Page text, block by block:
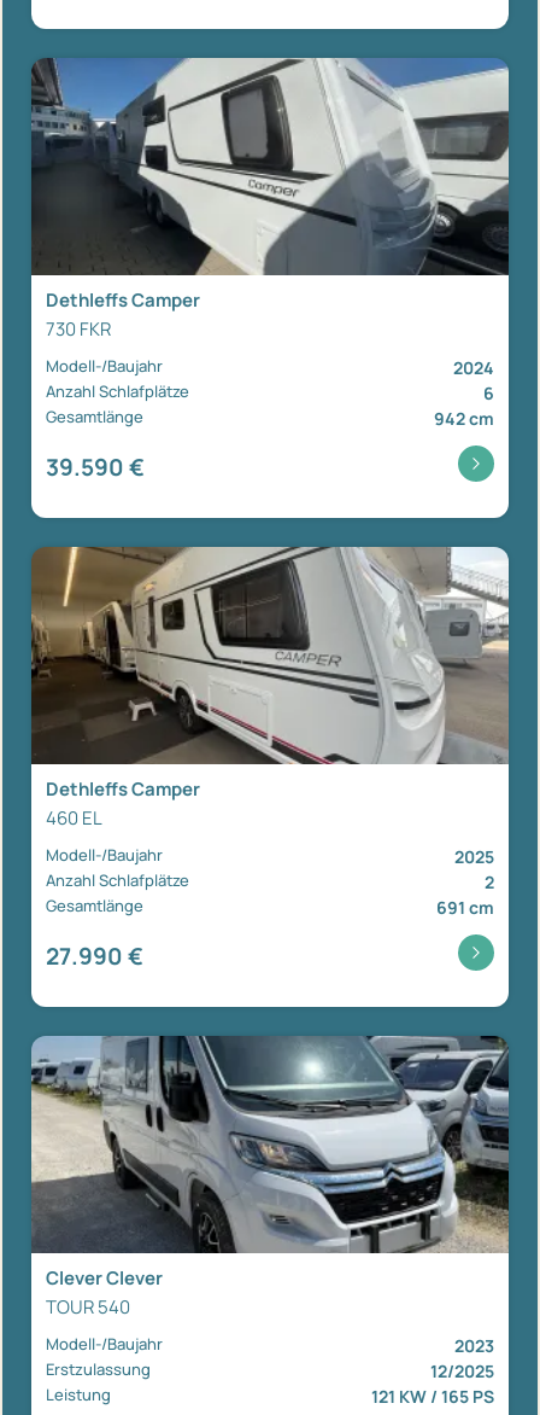
Dethleffs Camper
730 FKR
Modell-/Baujahr 2024
Anzahl Schlafplätze 6
Gesamtlänge 942 cm
39.590 €
Dethleffs Camper
460 EL
Modell-/Baujahr 2025
Anzahl Schlafplätze 2
Gesamtlänge 691 cm
27.990 €
Clever Clever
TOUR 540
Modell-/Baujahr 2023
Erstzulassung 12/2025
Leistung 121 KW / 165 PS